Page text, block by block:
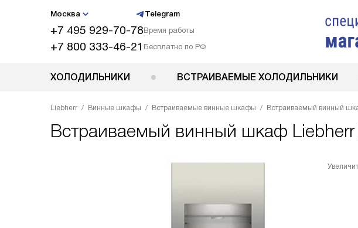
Москва Telegram
+7 495 929-70-78Время работы
+7 800 333-46-21 Бесплатно по РФ
ХОЛОДИЛЬНИКИ ВСТРАИВАЕМЫЕ ХОЛОДИЛЬНИКИ
Liebherr Винные шкафы Встраиваемые винные шкафы Встраиваемый винный
Встраиваемый винный шкаф